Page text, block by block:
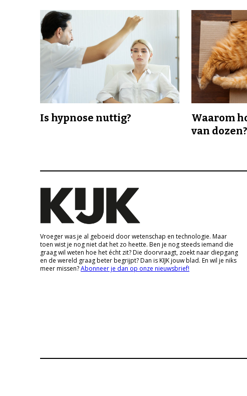
Is hypnose nuttig?
Waarom
van dozen?
Vroeger was je al geboeid door wetenschap en technologie. Maar
toen wist je nog niet dat het zo heette. Ben je nog steeds iemand die
graag wil weten hoe het écht zit? Die doorvraagt, zoekt naar diepgang
en de wereld graag beter begrijpt? Dan is KIJK jouw blad. En wil je niks
meer missen?Abonneer je dan op onze nieuwsbrief!